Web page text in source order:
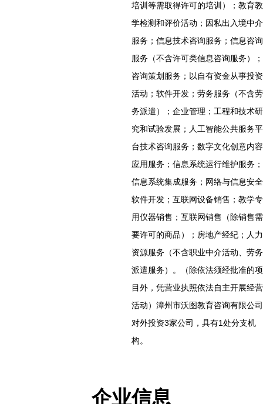
培训等需取得许可的培训）；教育教
学检测和评价活动；因私出入境中介
服务；信息技术咨询服务；信息咨询
服务（不含许可类信息咨询服务）；
咨询策划服务；以自有资金从事投资
活动；软件开发；劳务服务（不含劳
务派遣）；企业管理；工程和技术研
究和试验发展；人工智能公共服务平
台技术咨询服务；数字文化创意内容
应用服务；信息系统运行维护服务；
信息系统集成服务；网络与信息安全
软件开发；互联网设备销售；教学专
用仪器销售；互联网销售（除销售需
要许可的商品）；房地产经纪；人力
资源服务（不含职业中介活动、劳务
派遣服务）。（除依法须经批准的项
目外，凭营业执照依法自主开展经营
活动）漳州市沃图教育咨询有限公司
对外投资3家公司，具有1处分支机
构。
企业信息